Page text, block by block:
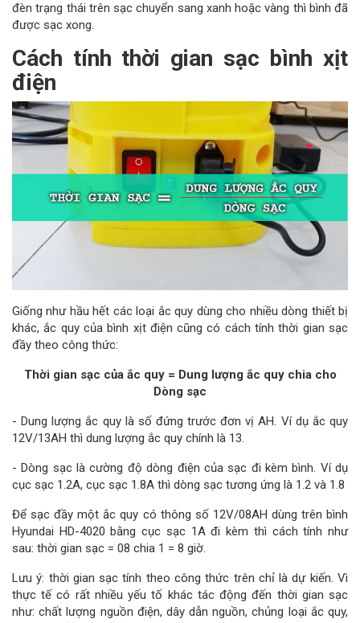
đèn trạng thái trên sạc chuyển sang xanh hoặc vàng thì bình đã
được sạc xong.
Cách tính thời gian sạc bình xịt
điện
Giống như hầu hết các loại ắc quy dùng cho nhiều dòng thiết bị
khác, ắc quy của bình xịt điện cũng có cách tính thời gian sạc
đầy theo công thức:
Thời gian sạc của ắc quy = Dung lượng ắc quy chia cho
Dòng sạc
- Dung lượng ắc quy là số đứng trước đơn vị AH. Ví dụ ắc quy
12V/13AH thì dung lượng ắc quy chính là 13.
- Dòng sạc là cường độ dòng điện của sạc đi kèm bình. Ví dụ
cục sạc 1.2A, cục sạc 1.8A thì dòng sạc tương ứng là 1.2 và 1.8
Để sạc đầy một ắc quy có thông số 12V/08AH dùng trên bình
Hyundai HD-4020 bằng cục sạc 1A đi kèm thì cách tính như
sau: thời gian sạc = 08 chia 1 = 8 giờ.
Lưu ý: thời gian sạc tính theo công thức trên chỉ là dự kiến. Vì
thực tế có rất nhiều yếu tố khác tác động đến thời gian sạc
như: chất lượng nguồn điện, dây dẫn nguồn, chủng loại ắc quy,